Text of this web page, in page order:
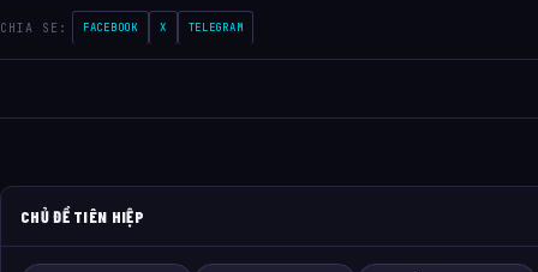
CHIA SE: FACEBOOK X TELEGRAM
CHỦ ĐỀ TIÊN HIỆP